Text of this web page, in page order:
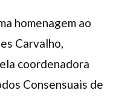
homenagem ao
Carvalho,
coordenadora
Consensuais de